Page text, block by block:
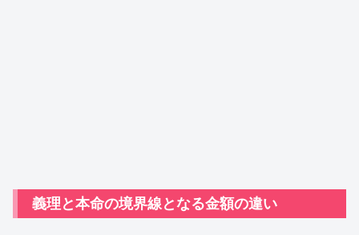
義理と本命の境界線となる金額の違い